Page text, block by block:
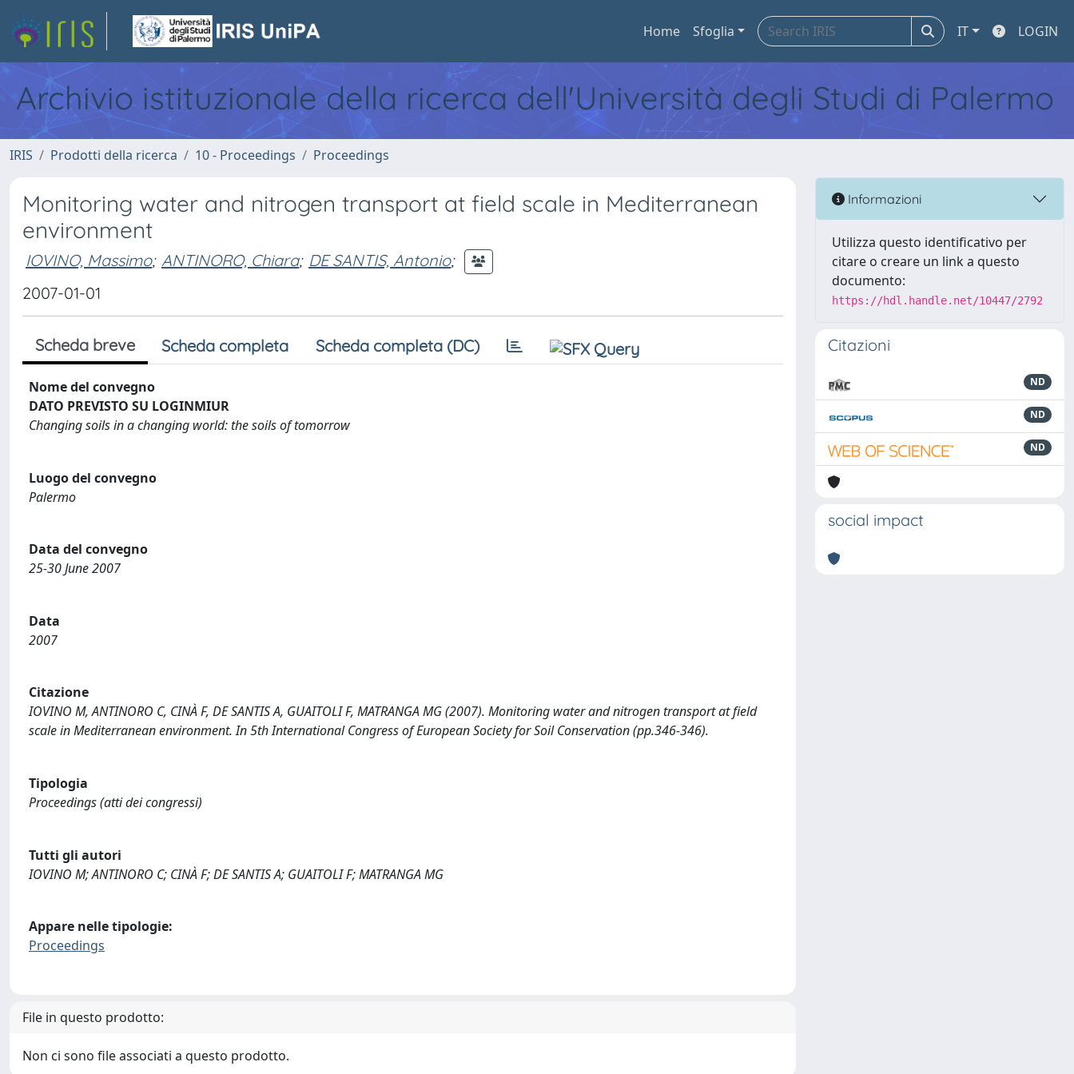
Home Sfoglia IT LOGIN
Archivio istituzionale della ricerca dell'Università degli Studi di Palermo
IRIS Prodotti della ricerca 10 - Proceedings Proceedings
Monitoring water and nitrogen transport at field scale in Mediterranean
environment
IOVINO, Massimo; ANTINORO, Chiara; DE SANTIS, Antonio;
2007-01-01
Scheda breve Scheda completa Scheda completa (DC)
Nome del convegno
DATO PREVISTO SU LOGINMIUR
Changing soils in a changing world: the soils of tomorrow
Luogo del convegno
Palermo
Data del convegno
25-30 June 2007
Data
2007
Citazione
IOVINO M, ANTINORO C, CINÀ F, DE SANTIS A, GUAITOLI F, MATRANGA MG (2007). Monitoring water and nitrogen transport at field
scale in Mediterranean environment. In 5th International Congress of European Society for Soil Conservation (pp.346-346).
Tipologia
Proceedings (atti dei congressi)
Tutti gli autori
IOVINO M; ANTINORO C; CINÀ F; DE SANTIS A; GUAITOLI F; MATRANGA MG
Appare nelle tipologie:
Proceedings
File in questo prodotto:
Non ci sono file associati a questo prodotto.
Informazioni
Utilizza questo identificativo per
citare o creare un link a questo
documento:
https://hdl.handle.net/10447/2792
Citazioni
ND
ND
ND
social impact